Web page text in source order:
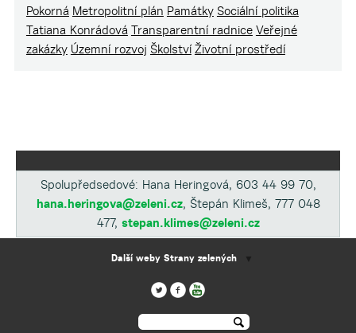
Pokorná Metropolitní plán Památky Sociální politika
Tatiana Konrádová Transparentní radnice Veřejné
zakázky Územní rozvoj Školství Životní prostředí
Spolupředsedové: Hana Heringová, 603 44 99 70,
hana.heringova@zeleni.cz, Štepán Klimeš, 777 048
477, stepan.klimes@zeleni.cz
Další weby Strany zelených ▼